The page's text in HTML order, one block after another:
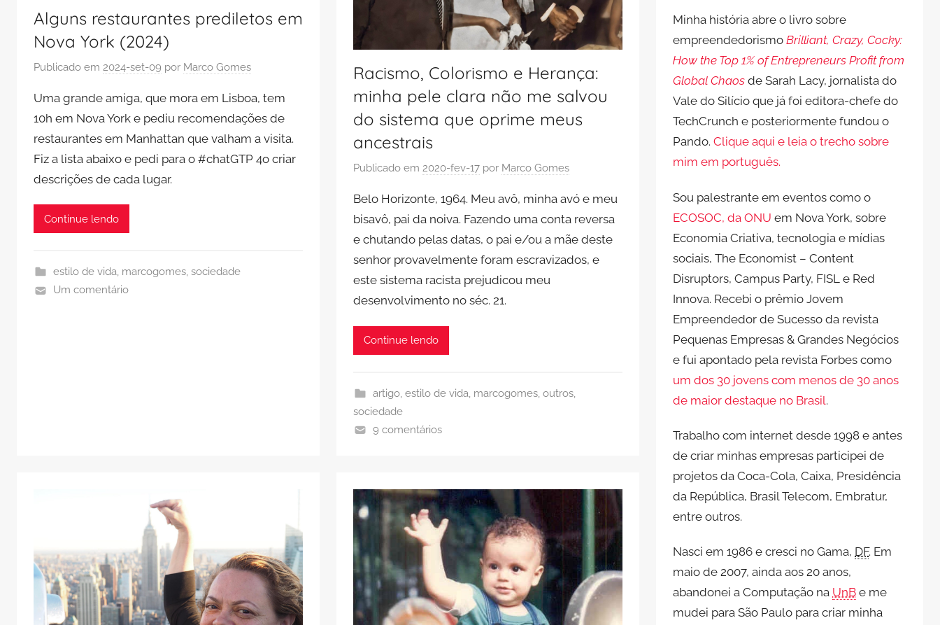
Alguns restaurantes prediletos em
Nova York (2024)
Publicado em 2024-set-09 por Marco Gomes
Uma grande amiga, que mora em Lisboa, tem
10h em Nova York e pediu recomendações de
restaurantes em Manhattan que valham a visita.
Fiz a lista abaixo e pedi para o #chatGTP 4o criar
descrições de cada lugar.
Continue lendo
estilo de vida, marcogomes, sociedade
Um comentário
Racismo, Colorismo e Herança:
minha pele clara não me salvou
do sistema que oprime meus
ancestrais
Publicado em2020-fev-17 por Marco Gomes
Belo Horizonte, 1964. Meu avô, minha avó e meu
bisavô, pai da noiva. Fazendo uma conta reversa
e chutando pelas datas, o pai e/ou a mãe deste
senhor provavelmente foram escravizados, e
este sistema racista prejudicou meu
desenvolvimento no séc. 21.
Continue lendo
artigo, estilo de vida, marcogomes, outros,
sociedade
9 comentários
Minha história abre o livro sobre
empreendedorismoBrilliant, Crazy, Cocky:
How the Top 1% of Entrepreneurs Profit from
Global Chaos de Sarah Lacy, jornalista do
Vale do Silício que já foi editora-chefe do
TechCrunch e posteriormente fundou o
Pando.Clique aqui e leia o trecho sobre
mim em português.
Sou palestrante em eventos como o
ECOSOC, da ONU em Nova York, sobre
Economia Criativa, tecnologia e mídias
sociais, The Economist – Content
Disruptors, Campus Party, FISL e Red
Innova. Recebi o prêmio Jovem
Empreendedor de Sucesso da revista
Pequenas Empresas & Grandes Negócios
e fui apontado pela revista Forbes como
um dos 30 jovens com menos de 30 anos
de maior destaque no Brasil.
Trabalho com internet desde 1998 e antes
de criar minhas empresas participei de
projetos da Coca-Cola, Caixa, Presidência
da República, Brasil Telecom, Embratur,
entre outros.
Nasci em 1986 e cresci no Gama, DF. Em
maio de 2007, ainda aos 20 anos,
abandonei a Computação na UnB e me
mudei para São Paulo para criar minha